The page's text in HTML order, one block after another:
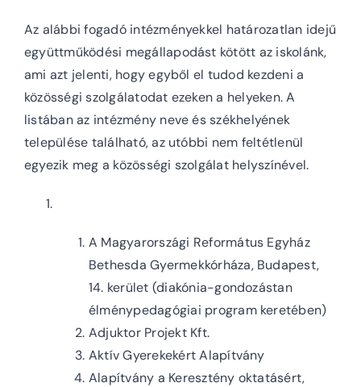
Az alábbi fogadó intézményekkel határozatlan idejű
együttműködési megállapodást kötött az iskolánk,
ami azt jelenti, hogy egyből el tudod kezdeni a
közösségi szolgálatodat ezeken a helyeken. A
listában az intézmény neve és székhelyének
települése található, az utóbbi nem feltétlenül
egyezik meg a közösségi szolgálat helyszínével.
A Magyarországi Református Egyház
Bethesda Gyermekkórháza, Budapest,
14. kerület (diakónia-gondozástan
élménypedagógiai program keretében)
Adjuktor Projekt Kft.
Aktív Gyerekekért Alapítvány
Alapítvány a Keresztény oktatásért,